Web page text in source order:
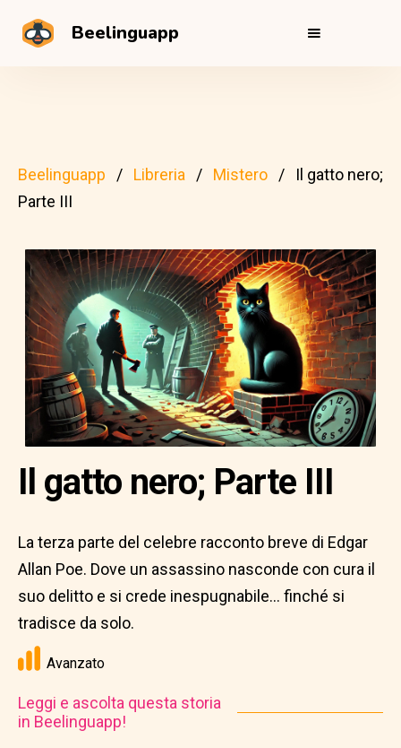
Beelinguapp
Beelinguapp Libreria Mistero
Il gatto nero;
Parte III
Il gatto nero; Parte III
La terza parte del celebre racconto breve di Edgar
Allan Poe. Dove un assassino nasconde con cura il
suo delitto e si crede inespugnabile... finché si
tradisce da solo.
Avanzato
Leggi e ascolta questa storia
in Beelinguapp!